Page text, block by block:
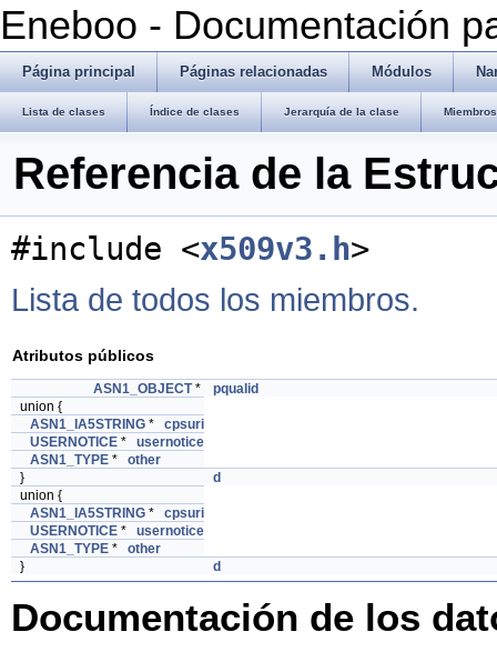
Eneboo - Documentación
Página principal Páginas relacionadas Módulos
Lista de clases Índice de clases Jerarquía de la clase
Referencia de la
#include <x509v3.h>
Lista de todos los miembros.
Atributos públicos
ASN1_OBJECT*
pqualid
union {
ASN1_IA5STRING * cpsuri
USERNOTICE * usernotice
ASN1_TYPE * other
}
d
union {
ASN1_IA5STRING * cpsuri
USERNOTICE * usernotice
ASN1_TYPE * other
}
d
Documentación de los